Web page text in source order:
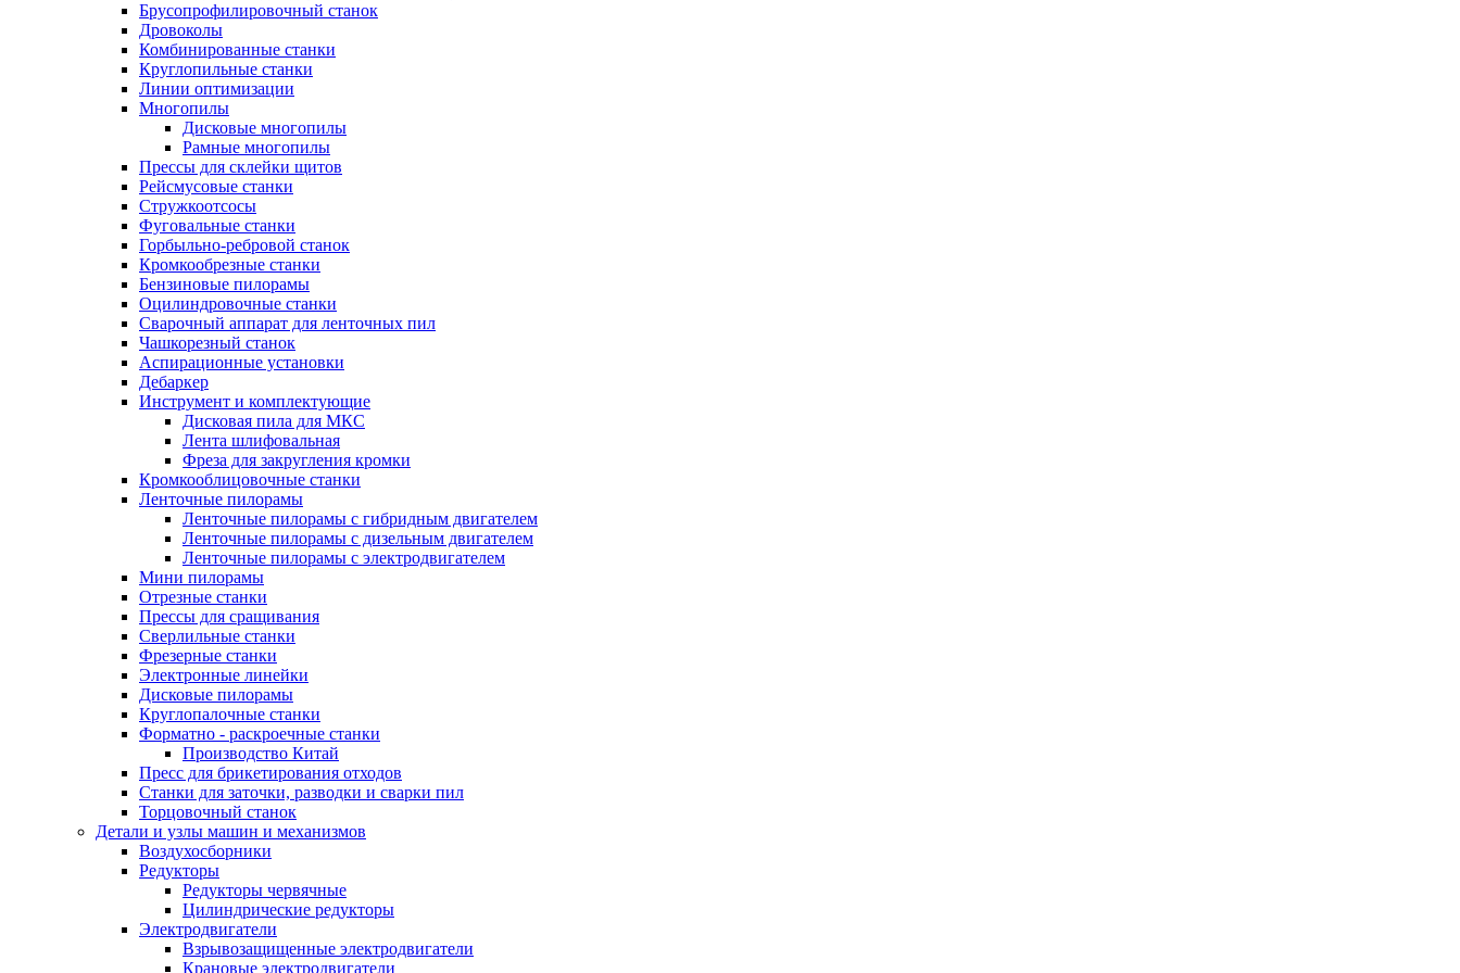
Брусопрофилировочный станок
Дровоколы
Комбинированные станки
Круглопильные станки
Линии оптимизации
Многопилы
Дисковые многопилы
Рамные многопилы
Прессы для склейки щитов
Рейсмусовые станки
Стружкоотсосы
Фуговальные станки
Горбыльно-ребровой станок
Кромкообрезные станки
Бензиновые пилорамы
Оцилиндровочные станки
Сварочный аппарат для ленточных пил
Чашкорезный станок
Аспирационные установки
Дебаркер
Инструмент и комплектующие
Дисковая пила для МКС
Лента шлифовальная
Фреза для закругления кромки
Кромкооблицовочные станки
Ленточные пилорамы
Ленточные пилорамы с гибридным двигателем
Ленточные пилорамы с дизельным двигателем
Ленточные пилорамы с электродвигателем
Мини пилорамы
Отрезные станки
Прессы для сращивания
Сверлильные станки
Фрезерные станки
Электронные линейки
Дисковые пилорамы
Круглопалочные станки
Форматно - раскроечные станки
Производство Китай
Пресс для брикетирования отходов
Станки для заточки, разводки и сварки пил
Торцовочный станок
Детали и узлы машин и механизмов
Воздухосборники
Редукторы
Редукторы червячные
Цилиндрические редукторы
Электродвигатели
Взрывозащищенные электродвигатели
Крановые электродвигатели